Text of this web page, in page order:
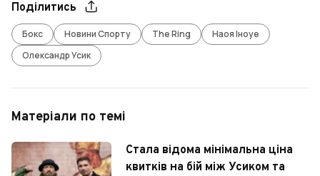
Поділитись
Бокс Новини Спорту The Ring
Наоя Іноуе
Олександр Усик
Матеріали по темі
Стала відома мінімальна ціна
квитків на бій між Усиком та